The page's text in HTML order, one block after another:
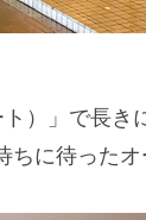
）」で長き
に待ったオ